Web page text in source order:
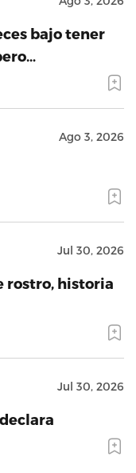
bajo tener
Ago 3, 2026
Jul 30, 2026
rostro, historia
Jul 30, 2026